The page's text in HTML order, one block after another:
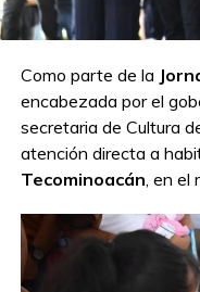
Como parte de la
encabezada por el
secretaria de Cultura
atención directa a
Tecominoacán, en el